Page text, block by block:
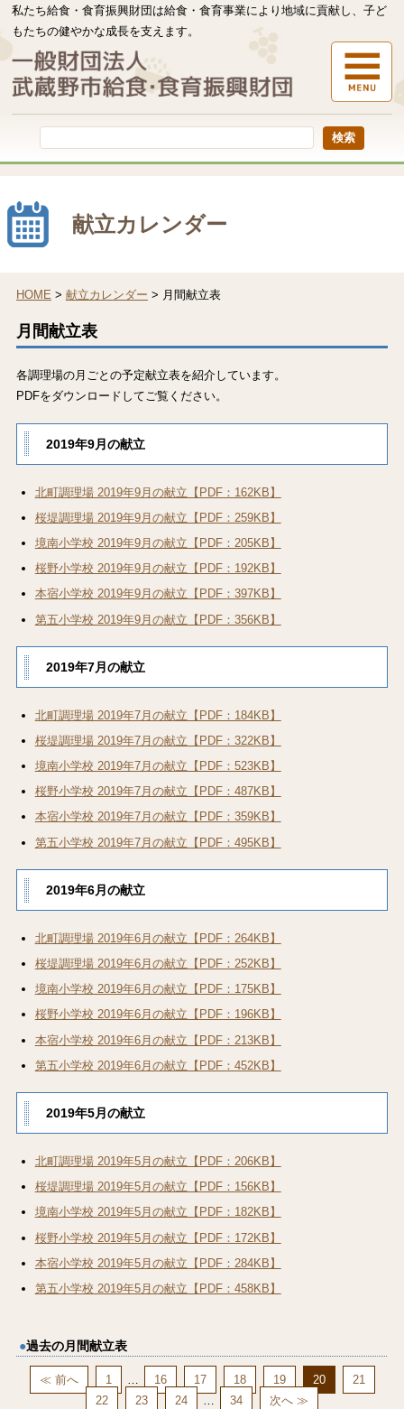
本
文
へ
移
る
私たち給食・食育振興財団は給食・食育事業により地域に貢献し、子ど
もたちの健やかな成長を支えます。
献立カレンダー
HOME > 献立カレンダー > 月間献立表
月間献立表
各調理場の月ごとの予定献立表を紹介しています。
PDFをダウンロードしてご覧ください。
2019年9月の献立
北町調理場 2019年9月の献立【PDF：162KB】
桜堤調理場 2019年9月の献立【PDF：259KB】
境南小学校 2019年9月の献立【PDF：205KB】
桜野小学校 2019年9月の献立【PDF：192KB】
本宿小学校 2019年9月の献立【PDF：397KB】
第五小学校 2019年9月の献立【PDF：356KB】
2019年7月の献立
北町調理場 2019年7月の献立【PDF：184KB】
桜堤調理場 2019年7月の献立【PDF：322KB】
境南小学校 2019年7月の献立【PDF：523KB】
桜野小学校 2019年7月の献立【PDF：487KB】
本宿小学校 2019年7月の献立【PDF：359KB】
第五小学校 2019年7月の献立【PDF：495KB】
2019年6月の献立
北町調理場 2019年6月の献立【PDF：264KB】
桜堤調理場 2019年6月の献立【PDF：252KB】
境南小学校 2019年6月の献立【PDF：175KB】
桜野小学校 2019年6月の献立【PDF：196KB】
本宿小学校 2019年6月の献立【PDF：213KB】
第五小学校 2019年6月の献立【PDF：452KB】
2019年5月の献立
北町調理場 2019年5月の献立【PDF：206KB】
桜堤調理場 2019年5月の献立【PDF：156KB】
境南小学校 2019年5月の献立【PDF：182KB】
桜野小学校 2019年5月の献立【PDF：172KB】
本宿小学校 2019年5月の献立【PDF：284KB】
第五小学校 2019年5月の献立【PDF：458KB】
過去の月間献立表
≪ 前へ 1 … 16 17 18 19 20
21
22
23 24 … 34 次へ ≫